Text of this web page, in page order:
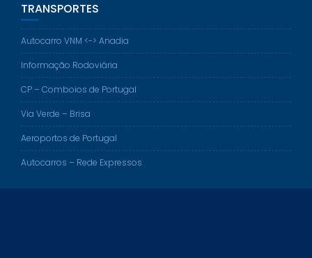
TRANSPORTES
Autocarro VNM <-> Anadia
Informação Rodoviária
CP – Comboios de Portugal
Via Verde – Brisa
Aeroportos de Portugal
Autocarros – Rede Expressos